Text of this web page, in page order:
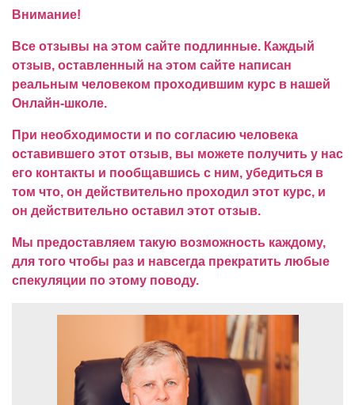
Внимание!
Все отзывы на этом сайте подлинные. Каждый
отзыв, оставленный на этом сайте написан
реальным человеком проходившим курс в нашей
Онлайн-школе.
При необходимости и по согласию человека
оставившего этот отзыв, вы можете получить у нас
его контакты и пообщавшись с ним, убедиться в
том что, он действительно проходил этот курс, и
он действительно оставил этот отзыв.
Мы предоставляем такую возможность каждому,
для того чтобы раз и навсегда прекратить любые
спекуляции по этому поводу.